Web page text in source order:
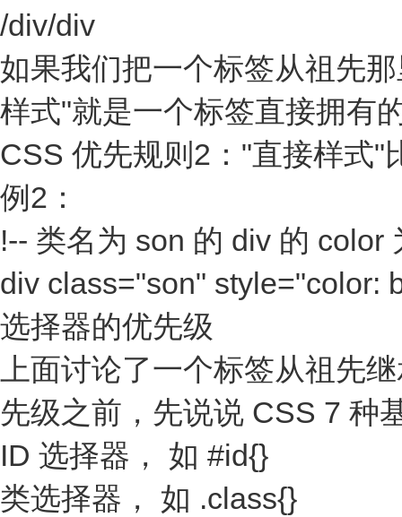
/div/div
如果我们把一个标签从祖先
样式"就是一个标签直接拥有
CSS 优先规则2："直接样式"
例2：
!-- 类名为 son 的 div 的 color
div class="son" style="color:
选择器的优先级
上面讨论了一个标签从祖先
先级之前，先说说 CSS 7 种
ID 选择器， 如 #id{}
类选择器， 如 .class{}